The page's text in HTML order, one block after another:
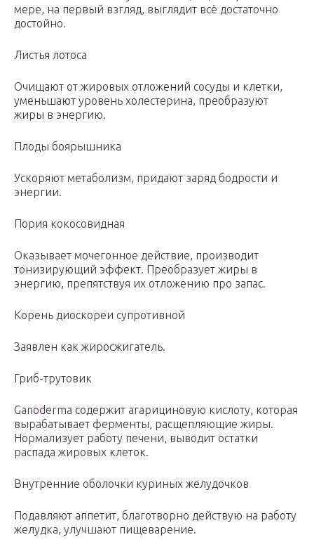
мере, на первый взгляд, выглядит всё достаточно
достойно.
Листья лотоса
Очищают от жировых отложений сосуды и клетки,
уменьшают уровень холестерина, преобразуют
жиры в энергию.
Плоды боярышника
Ускоряют метаболизм, придают заряд бодрости и
энергии.
Пория кокосовидная
Оказывает мочегонное действие, производит
тонизирующий эффект. Преобразует жиры в
энергию, препятствуя их отложению про запас.
Корень диоскореи супротивной
Заявлен как жиросжигатель.
Гриб-трутовик
Ganoderma содержит агарициновую кислоту, которая
вырабатывает ферменты, расщепляющие жиры.
Нормализует работу печени, выводит остатки
распада жировых клеток.
Внутренние оболочки куриных желудочков
Подавляют аппетит, благотворно действую на работу
желудка, улучшают пищеварение.